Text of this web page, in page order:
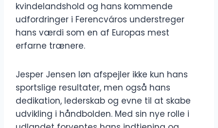
kvindelandshold og hans kommende
udfordringer i Ferencváros understreger
hans værdi som en af Europas mest
erfarne trænere.
Jesper Jensen løn afspejler ikke kun hans
sportslige resultater, men også hans
dedikation, lederskab og evne til at skabe
udvikling i håndbolden. Med sin nye rolle i